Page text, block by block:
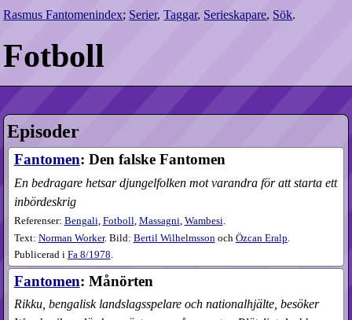
Rasmus Fantomenindex; Serier,Taggar, Serieskapare, Sök.
Fotboll
Episoder
Fantomen: Den falske Fantomen
En bedragare hetsar djungelfolken mot varandra för att starta ett
inbördeskrig
Referenser: Bengali, Fotboll, Massagni, Wambesi.
Text: Norman Worker. Bild: Bertil Wilhelmsson och Özcan Eralp
Publicerad i Fa8​/1978.
Fantomen: Månörten
Rikku, bengalisk landslagsspelare och nationalhjälte, besöker